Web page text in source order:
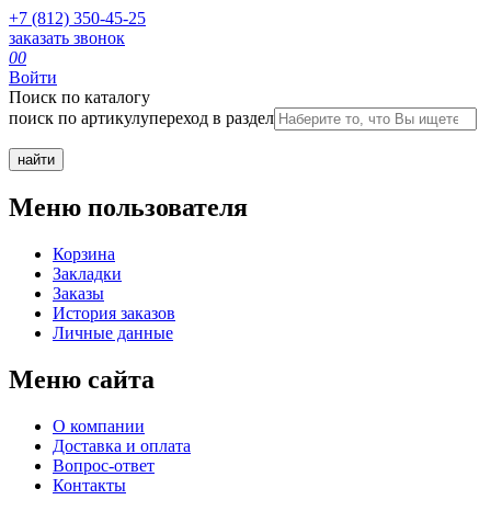
+7 (812) 350-45-25
заказать звонок
00
Войти
Поиск по каталогу
поиск по артикулупереход в раздел
Меню пользователя
Корзина
Закладки
Заказы
История заказов
Личные данные
Меню сайта
О компании
Доставка и оплата
Вопрос-ответ
Контакты